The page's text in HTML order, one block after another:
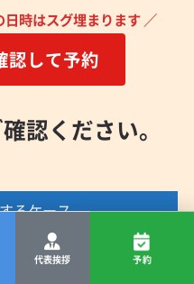
代表挨拶 予約
時はスグ埋まります ／
認して予約
認ください。
るケース